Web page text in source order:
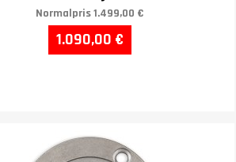
Normalpris1.499,00 €
1.090,00 €